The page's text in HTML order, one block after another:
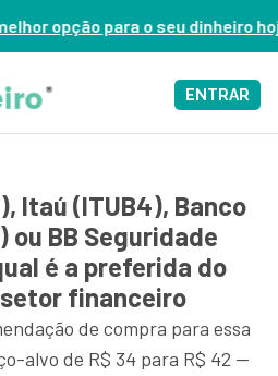
hoje? – ASSISTA AGORA
ENTRAR
Itaú (ITUB4), Banco
ou BB Seguridade
é a preferida do
financeiro
de compra para essa
alvo de R$ 34 para R$ 42 —